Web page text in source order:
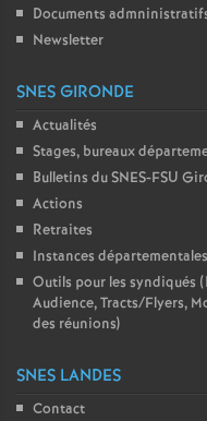
Documents
Newsletter
SNES GIRONDE
Actualités
Stages, bureaux
Bulletins du SNES-FSU
Actions
Retraites
Instances départementales
Outils pour les syndiqués
Audience, Tracts/Flyers,
des réunions)
SNES LANDES
Contact